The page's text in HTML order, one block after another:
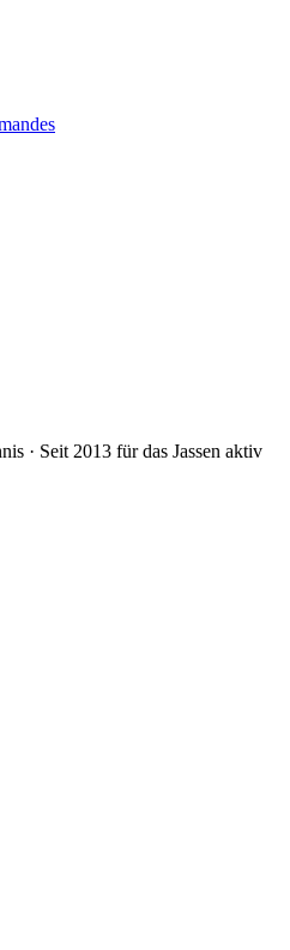
· Seit 2013 für das Jassen aktiv